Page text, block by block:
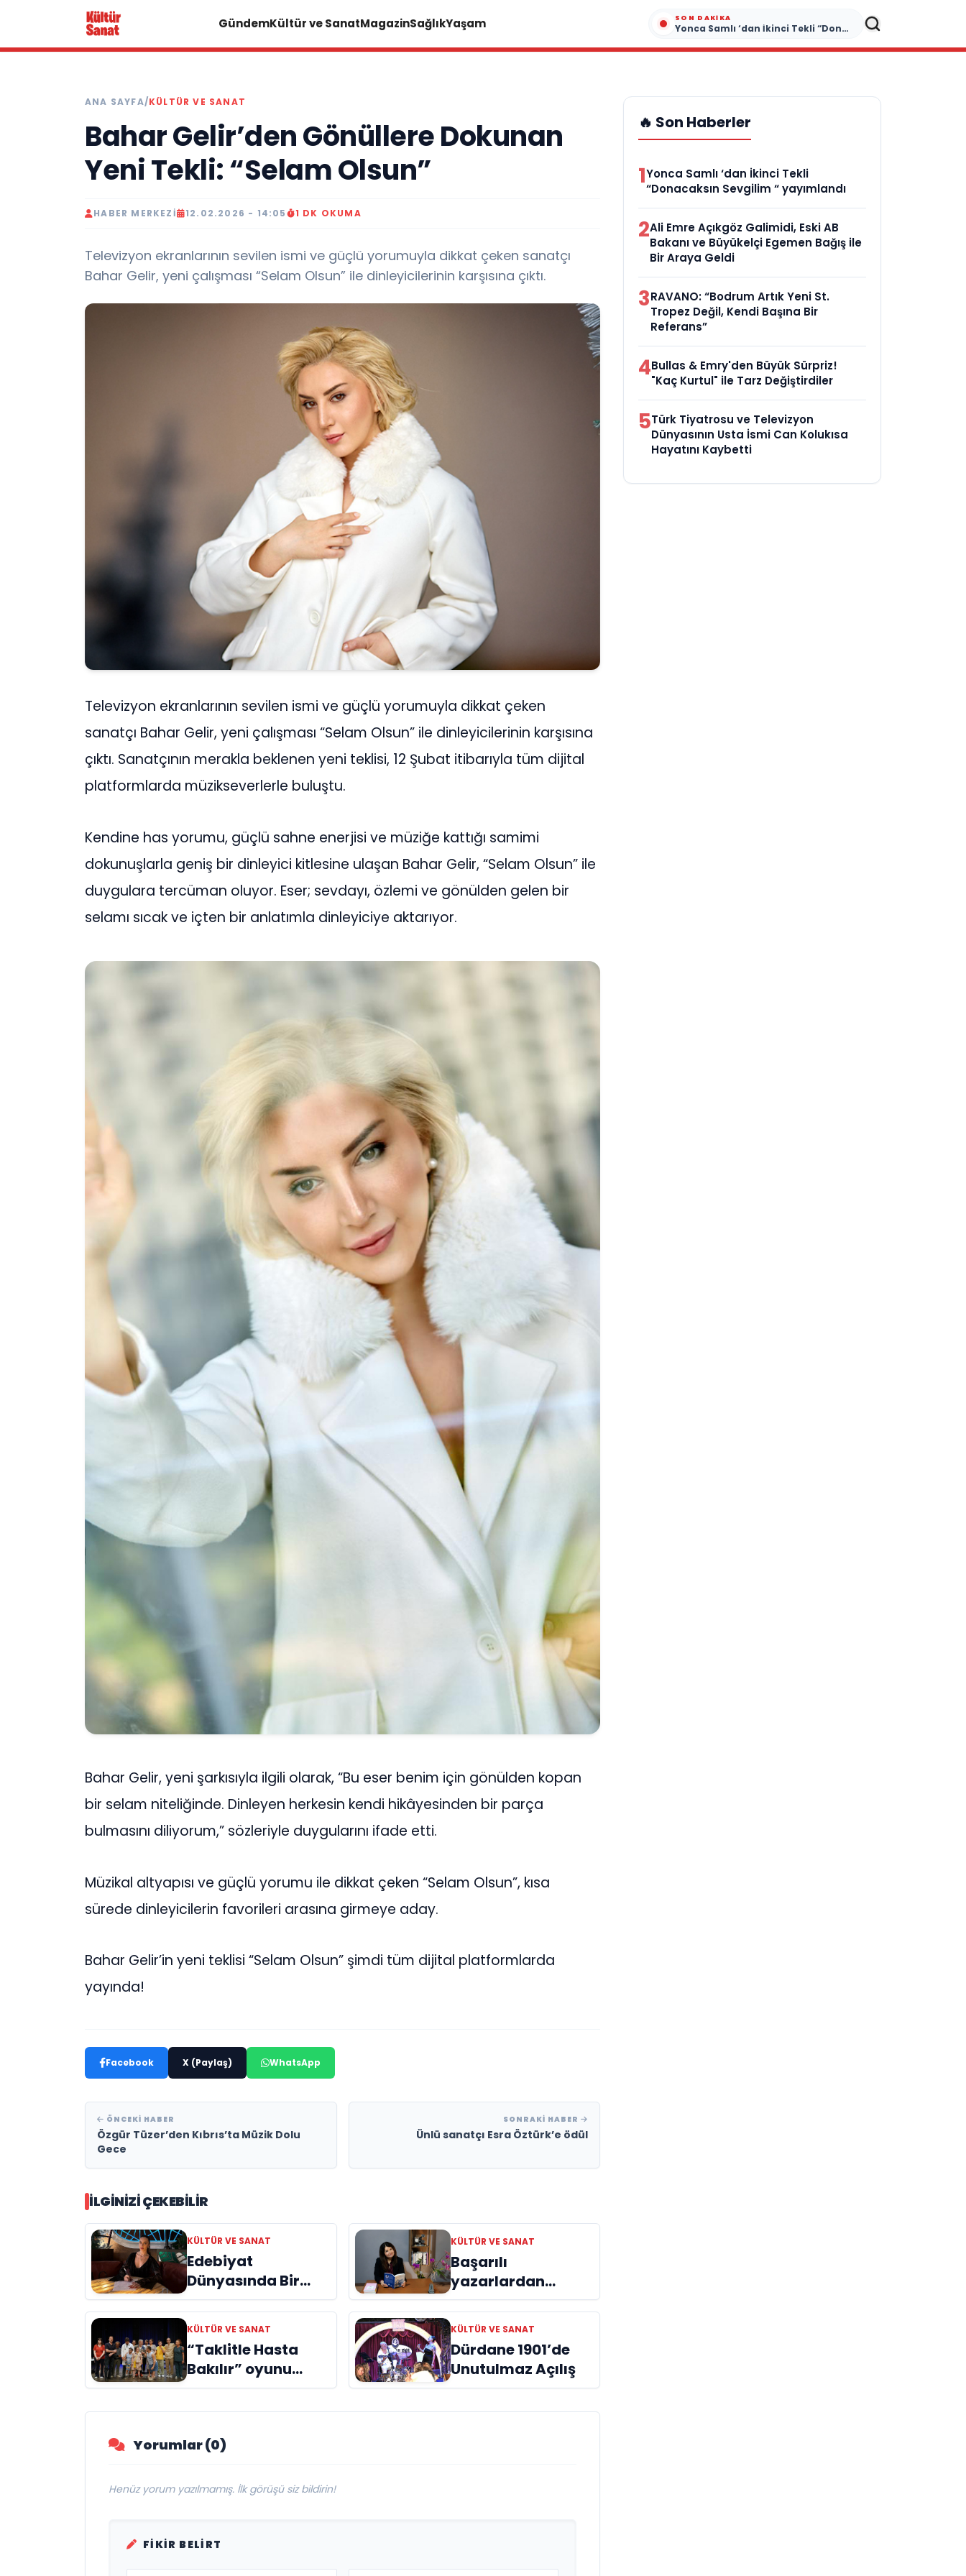
GündemKültür ve SanatMagazinSağlıkYaşam SON DAKIKA
Yonca Samlı ‘dan İkinci Tekli “Donacaksın Sevgilim “ yayımlandı
ANA SAYFA/KÜLTÜR VE SANAT
Bahar Gelir’den Gönüllere Dokunan
Yeni Tekli: “Selam Olsun”
HABER MERKEZI 12.02.2026 - 14:05 1 DK OKUMA
Televizyon ekranlarının sevilen ismi ve güçlü yorumuyla dikkat çeken sanatçı
Bahar Gelir, yeni çalışması “Selam Olsun” ile dinleyicilerinin karşısına çıktı.
Televizyon ekranlarının sevilen ismi ve güçlü yorumuyla dikkat çeken
sanatçı Bahar Gelir, yeni çalışması “Selam Olsun” ile dinleyicilerinin karşısına
çıktı. Sanatçının merakla beklenen yeni teklisi, 12 Şubat itibarıyla tüm dijital
platformlarda müzikseverlerle buluştu.
Kendine has yorumu, güçlü sahne enerjisi ve müziğe kattığı samimi
dokunuşlarla geniş bir dinleyici kitlesine ulaşan Bahar Gelir, “Selam Olsun” ile
duygulara tercüman oluyor. Eser; sevdayı, özlemi ve gönülden gelen bir
selamı sıcak ve içten bir anlatımla dinleyiciye aktarıyor.
Bahar Gelir, yeni şarkısıyla ilgili olarak, “Bu eser benim için gönülden kopan
bir selam niteliğinde. Dinleyen herkesin kendi hikâyesinden bir parça
bulmasını diliyorum,” sözleriyle duygularını ifade etti.
Müzikal altyapısı ve güçlü yorumu ile dikkat çeken “Selam Olsun”, kısa
sürede dinleyicilerin favorileri arasına girmeye aday.
Bahar Gelir’in yeni teklisi “Selam Olsun” şimdi tüm dijital platformlarda
yayında!
Facebook X (Paylaş) WhatsApp
ÖNCEKI HABER
Özgür Tüzer’den Kıbrıs’ta Müzik Dolu
Gece
SONRAKI HABER
Ünlü sanatçı Esra Öztürk’e ödül
İLGINIZI ÇEKEBILIR
KÜLTÜR VE SANAT
Edebiyat
Dünyasında Bir
Genç Deha
Doğuyor: Dilruba
Engin ve Zift Karası
Evreni ‘AVENOİR’
KÜLTÜR VE SANAT
Başarılı
yazarlardan
Azime Savaş’tan
başucu kitabı
“Emanet”
raflardaki yerini
aldı
KÜLTÜR VE SANAT
“Taklitle Hasta
Bakılır” oyunu
engelleri sanatla
aştı
KÜLTÜR VE SANAT
Dürdane 1901’de
Unutulmaz Açılış
Yorumlar (0)
Henüz yorum yazılmamış. İlk görüşü siz bildirin!
FIKIR BELIRT
🔥 Son Haberler
1Yonca Samlı ‘dan İkinci Tekli
“Donacaksın Sevgilim “ yayımlandı
2Ali Emre Açıkgöz Galimidi, Eski AB
Bakanı ve Büyükelçi Egemen Bağış ile
Bir Araya Geldi
3RAVANO: “Bodrum Artık Yeni St.
Tropez Değil, Kendi Başına Bir
Referans”
4Bullas & Emry'den Büyük Sürpriz!
"Kaç Kurtul" ile Tarz Değiştirdiler
5Türk Tiyatrosu ve Televizyon
Dünyasının Usta İsmi Can Kolukısa
Hayatını Kaybetti